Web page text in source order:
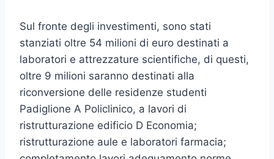
Sul fronte degli investimenti, sono stati
stanziati oltre 54 milioni di euro destinati a
laboratori e attrezzature scientifiche, di questi,
oltre 9 milioni saranno destinati alla
riconversione delle residenze studenti
Padiglione A Policlinico, a lavori di
ristrutturazione edificio D Economia;
ristrutturazione aule e laboratori farmacia;